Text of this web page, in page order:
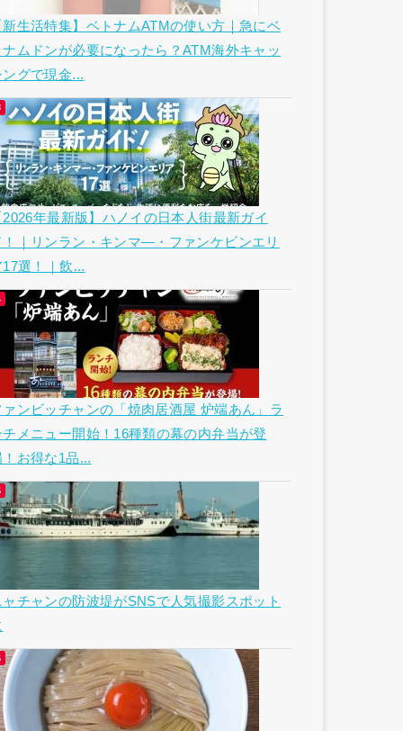
新生活特集】ベトナムATMの使い方｜急にベ
ナムドンが必要になったら？ATM海外キャッ
ングで現金...
2026年最新版】ハノイの日本人街最新ガイ
！｜リンラン・キンマ―・ファンケビンエリ
17選！｜飲...
ァンビッチャンの「焼肉居酒屋 炉端あん」ラ
チメニュー開始！16種類の幕の内弁当が登
！お得な1品...
ャチャンの防波堤がSNSで人気撮影スポット